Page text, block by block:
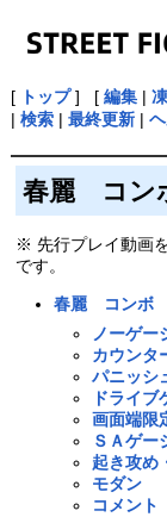
[ トップ] [ 編集|
| 検索| 最終更新|
春麗 コン
※ 先行プレイ動画
です。
春麗 コンボ
ノーゲー
カウンタ
パニッシ
ドライブ
画面端限
ＳＡゲー
起き攻め
モダン
コメント